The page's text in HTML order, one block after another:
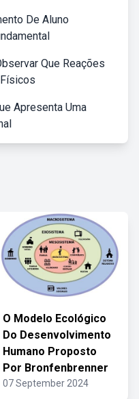
De Aluno
Que Reações
Apresenta Uma
O Modelo Ecológico
Do Desenvolvimento
Humano Proposto
Por Bronfenbrenner
07 September 2024